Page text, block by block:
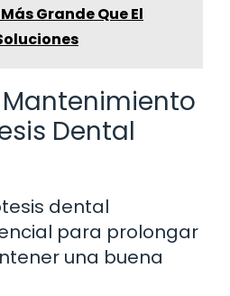
Grande Que El
Dental
dental
para prolongar
una buena